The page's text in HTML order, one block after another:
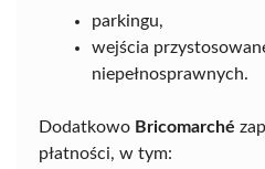
parkingu,
wejścia
niepełnosprawnych.
Dodatkowo Bricomarché
płatności, w tym: